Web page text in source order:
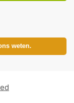
weten.